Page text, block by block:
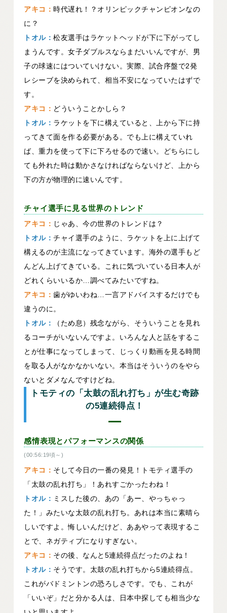
アキコ：時代遅れ！？オリンピックチャンピオンなの
に？
トオル：松友選手はラケットヘッドが下に下がってし
まうんです。女子ダブルスならまだいいんですが、男
子の球速にはついていけない。実際、試合序盤で2発
レシーブを決められて、相当不安になっていたはずで
す。
アキコ： どういうことかしら？
トオル： ラケットを下に構えていると、上から下に持
ってきて面を作る必要がある。でも上に構えていれ
ば、重力を使って下に下ろせるので速い。どちらにし
ても外れた時は動かさなければならないけど、上から
下の方が物理的に速いんです。
チャイ選手に見る世界のトレンド
アキコ： じゃあ、今の世界のトレンドは？
トオル：チャイ選手のように、ラケットを上に上げて
構えるのが主流になってきています。海外の選手もど
んどん上げてきている。これに気づいている日本人が
どれくらいいるか…調べてみたいですね。
アキコ：歯がゆいわね…一言アドバイスするだけでも
違うのに。
トオル：
（ため息）残念ながら、そういうことを見れ
るコーチがいないんですよ。いろんな人と話をするこ
とが仕事になってしまって、じっくり動画を見る時間
を取る人がなかなかいない。本当はそういうのをやら
ないとダメなんですけどね。
トモティの「太鼓の乱れ打ち」が生む奇跡
の5連続得点！
感情表現とパフォーマンスの関係
(00:56:19頃～)
アキコ： そして今日の一番の発見！トモティ選手の
「太鼓の乱れ打ち」！あれすごかったわね！
トオル： ミスした後の、あの「あー、やっちゃっ
た！」みたいな太鼓の乱れ打ち。あれは本当に素晴ら
しいですよ。悔しいんだけど、ああやって表現するこ
とで、ネガティブになりすぎない。
アキコ： その後、なんと5連続得点だったのよね！
トオル： そうです。太鼓の乱れ打ちから5連続得点。
これがバドミントンの恐ろしさです。でも、これが
「いいぞ」だと分かる人は、日本中探しても相当少な